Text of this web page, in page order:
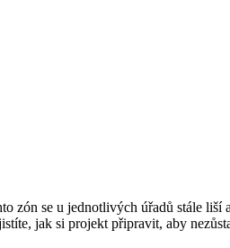
se u jednotlivých úřadů stále liší
jak si projekt připravit, aby